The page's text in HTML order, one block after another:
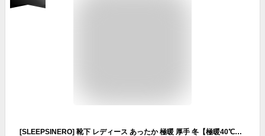
[SLEEPSINERO] 靴下 レディース あったか 極暖 厚手 冬【極暖40℃恒温蓄熱・不思議な防寒保温性】 暖かい ウール 抗菌消臭 吸湿 伸縮性 蒸れない 締め付けない 冷え取り 足冷え 防寒靴下 ソックス (5足セット)